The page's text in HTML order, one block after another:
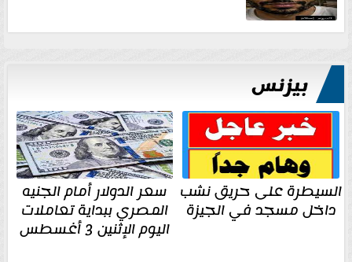
بيزنس
السيطرة على حريق نشب
داخل مسجد في الجيزة
سعر الدولار أمام الجنيه
المصري ببداية تعاملات
اليوم الإثنين 3 أغسطس